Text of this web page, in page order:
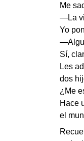
Me
—La
Yo
Sí,
Les
dos
¿Me
Hace
el